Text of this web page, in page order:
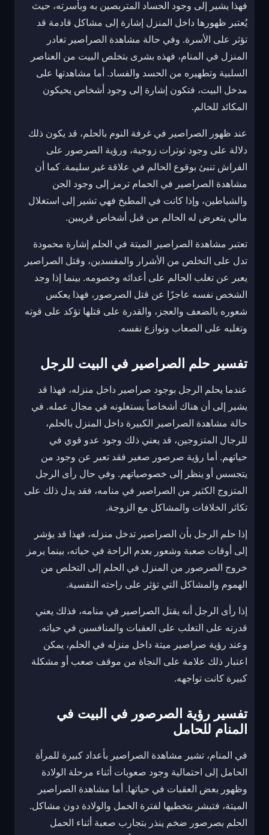
فهذا يشير إلى وجود الحساد المتربصين به وبأسرته، حيث
يُعتبر ظهورها داخل المنزل إشارة إلى مشاكل قادمة قد
تؤثر على الأسرة. وفي حالة مشاهدة الصراصير تغادر
المنزل في المنام، فهذه بشرى بتخلص البيت من العناصر
السلبية وتطهيره من الحسد والفساد. أما مشاهدتها على
مدخل البيت، فتكون إشارة إلى وجود أشخاص يحيكون
المكائد للحالم.
عند ظهور الصراصير في غرفة النوم بالحلم، قد يكون ذلك
دلالة على وجود توترات زوجية، ورؤية الصرصور على
الفراش تنبئ بوقوع الحالم في علاقة غير سليمة. كما أن
مشاهدة الصراصير في الحمام ترمز إلى وجود الجن
والشياطين، وإذا كانت في المطبخ فهي تشير إلى استغلال
مالي يتعرض له الحالم من قبل أشخاص قريبين.
تعتبر مشاهدة الصراصير الميتة في الحلم إشارة محمودة
تدل على التخلص من الأشرار والمفسدين، وقتل الصراصير
يعبر عن تغلب الحالم على أعدائه وخصومه. بينما إذا وجد
الشخص نفسه عاجزًا عن قتل الصرصور، فهذا يعكس
شعوره بالضعف والعجز، والقدرة على قتلها تؤكد على قوته
وتغلبه على الصعاب ونوازع نفسه.
تفسير حلم الصراصير في البيت للرجل
عندما يحلم الرجل بوجود صراصير داخل منزله، فهذا قد
يشير إلى أن هناك أشخاصاً يستغلونه في مجال عمله. في
حالة مشاهدة الصراصير الكبيرة داخل المنزل بالحلم،
للرجال المتزوجين، قد يعني ذلك وجود عدو قوي في
حياتهم. أما رؤية صرصور صغير فقد تعبر عن وجود من
يتجسس أو ينظر إلى خصوصياتهم. وفي حال رأى الرجل
المتزوج الكثير من الصراصير في منامه، فقد يدل ذلك على
تكاثر الخلافات والمشاكل مع الزوجة.
إذا حلم الرجل بأن الصراصير تدخل منزله، فهذا قد يؤشر
إلى أوقات صعبة وشعور بعدم الراحة في حياته، بينما يرمز
خروج الصرصور من المنزل في الحلم إلى التخلص من
الهموم والمشاكل التي تؤثر على راحته النفسية.
إذا رأى الرجل أنه يقتل الصراصير في منامه، فذلك يعني
قدرته على التغلب على العقبات والمنافسين في حياته.
وعند رؤية صراصير ميتة داخل منزله في الحلم، يمكن
اعتبار ذلك علامة على النجاة من موقف صعب أو مشكلة
كبيرة كانت تواجهه.
تفسير رؤية الصرصور في البيت في
المنام للحامل
في المنام، تشير مشاهدة الصراصير بأعداد كبيرة للمرأة
الحامل إلى احتمالية وجود صعوبات أثناء مرحلة الولادة
وظهور بعض العقبات في حياتها. أما مشاهدة الصراصير
الميتة، فتبشر بتخطيها لفترة الحمل والولادة دون مشاكل.
الحلم بصرصور ضخم ينذر بتجارب صعبة أثناء الحمل